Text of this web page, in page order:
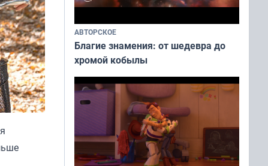
АВТОРСКОЕ
Благие знамения: от шедевра до
хромой кобылы